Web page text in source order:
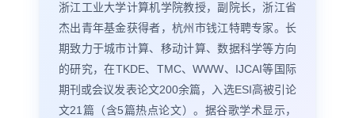
浙江工业大学计算机学院教授，副院长，浙江省
杰出青年基金获得者，杭州市钱江特聘专家。长
期致力于城市计算、移动计算、数据科学等方向
的研究，在TKDE、TMC、WWW、IJCAI等国际
期刊或会议发表论文200余篇，入选ESI高被引论
文21篇（含5篇热点论文）。据谷歌学术显示，